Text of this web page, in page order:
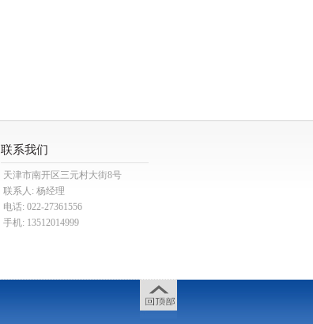
联系我们
天津市南开区三元村大街8号
联系人: 杨经理
电话: 022-27361556
手机: 13512014999